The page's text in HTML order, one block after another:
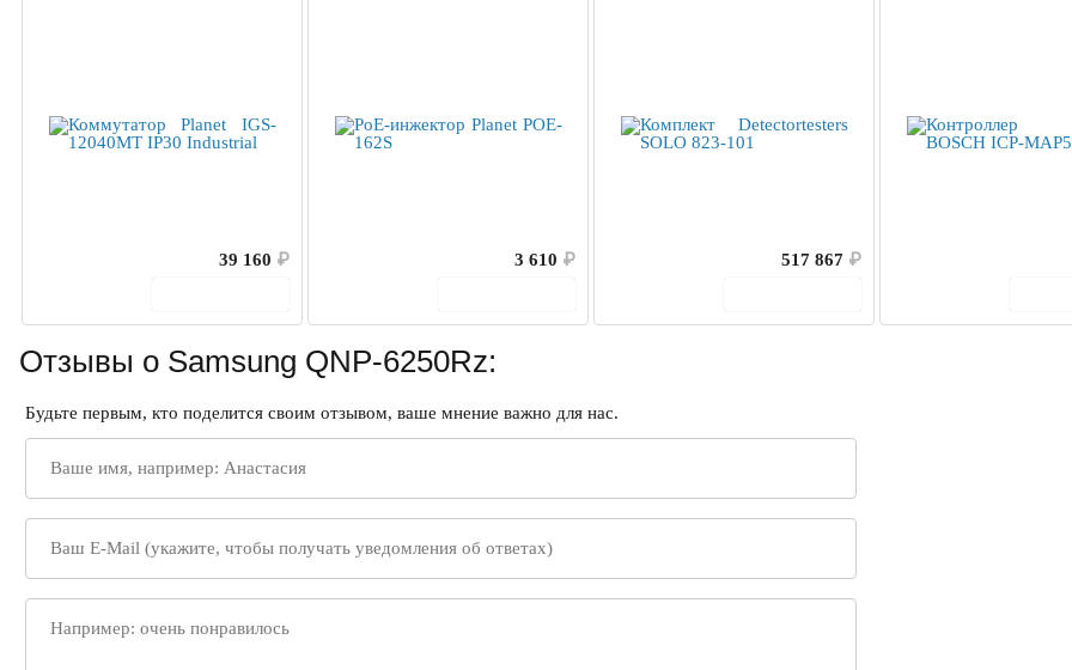
39 160 ₽
3 610 ₽
517 867 ₽
Отзывы о Samsung QNP-6250Rz:
Будьте первым, кто поделится своим отзывом, ваше мнение важно для нас.